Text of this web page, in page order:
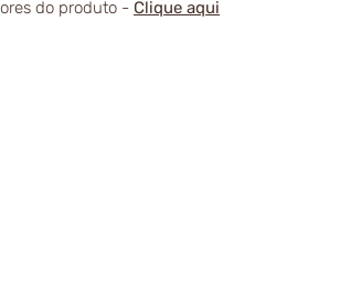
do produto - Clique aqui